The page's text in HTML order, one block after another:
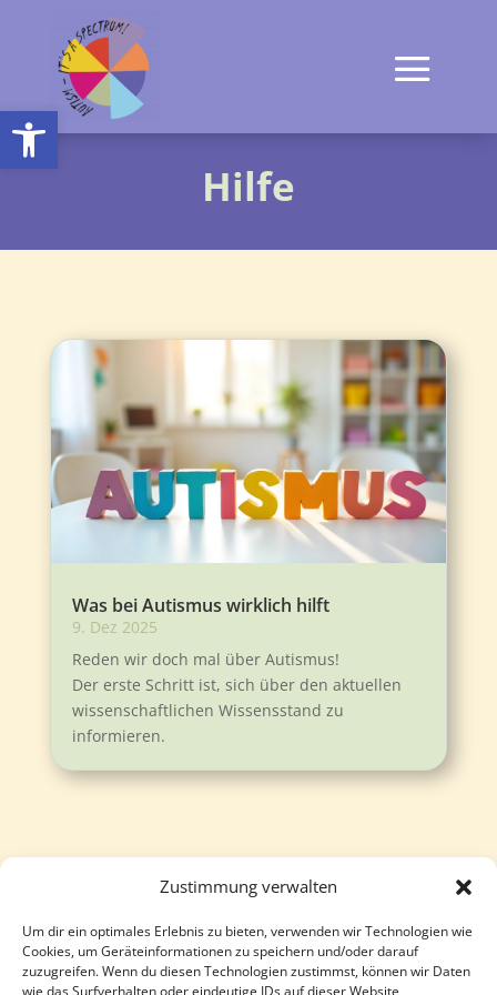
Open toolbar
Zustimmung verwalten
Um dir ein optimales Erlebnis zu bieten, verwenden wir Technologien wie
Cookies, um Geräteinformationen zu speichern und/oder darauf
zuzugreifen. Wenn du diesen Technologien zustimmst, können wir Daten
wie das Surfverhalten oder eindeutige IDs auf dieser Website
Hilfe
Was bei Autismus wirklich hilft
9. Dez 2025
Reden wir doch mal über Autismus!
Der erste Schritt ist, sich über den aktuellen
wissenschaftlichen Wissensstand zu
informieren.
Follow Follow